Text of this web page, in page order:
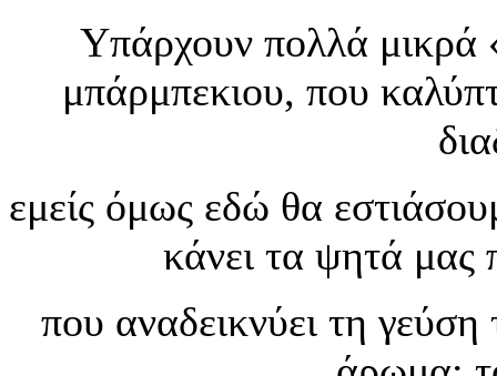
Υπάρχουν πολλά μικρά
μπάρμπεκιου, που
εμείς όμως εδώ θα
κάνει τα ψητά μας
που αναδεικνύει τη γεύση